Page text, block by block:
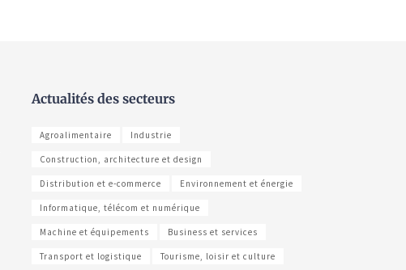
Actualités des secteurs
Agroalimentaire Industrie
Construction, architecture et design
Distribution et e-commerce Environnement et énergie
Informatique, télécom et numérique
Machine et équipements Business et services
Transport et logistique Tourisme, loisir et culture